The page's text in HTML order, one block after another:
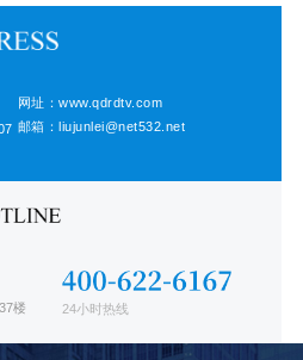
网址：www.qdrdtv.com
邮箱：liujunlei@net532.net
楼 24小时热线